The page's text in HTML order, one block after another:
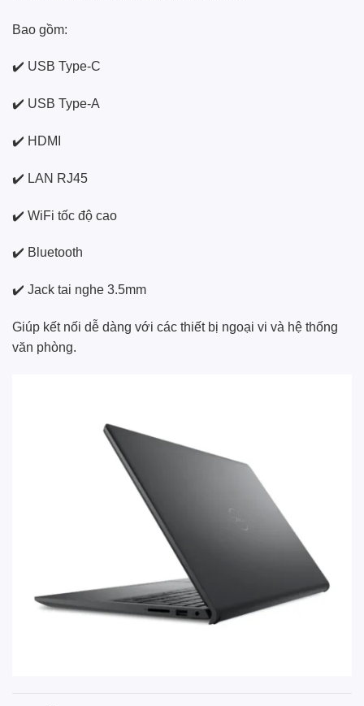
Bao gồm:
✔️ USB Type-C
✔️ USB Type-A
✔️ HDMI
✔️ LAN RJ45
✔️ WiFi tốc độ cao
✔️ Bluetooth
✔️ Jack tai nghe 3.5mm
Giúp kết nối dễ dàng với các thiết bị ngoại vi và hệ thống
văn phòng.